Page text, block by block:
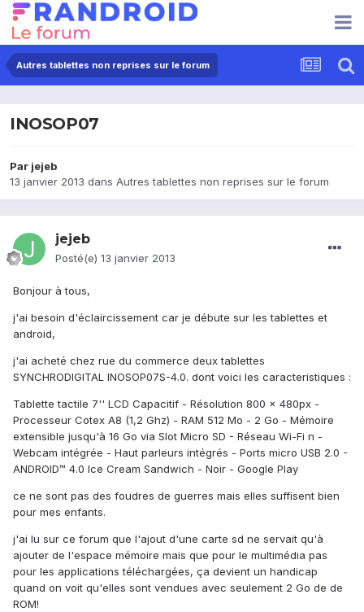
Autres tablettes non reprises sur le forum
INOSOP07
Par jejeb
13 janvier 2013 dans Autres tablettes non reprises sur le forum
jejeb
Posté(e) 13 janvier 2013
Bonjour à tous,
j'ai besoin d'éclaircissement car je débute sur les tablettes et
android,
j'ai acheté chez rue du commerce deux tablettes
SYNCHRODIGITAL INOSOP07S-4.0. dont voici les caracteristiques :
Tablette tactile 7'' LCD Capacitif - Résolution 800 x 480px -
Processeur Cotex A8 (1,2 Ghz) - RAM 512 Mo - 2 Go - Mémoire
extensible jusqu'à 16 Go via Slot Micro SD - Réseau Wi-Fi n -
Webcam intégrée - Haut parleurs intégrés - Ports micro USB 2.0 -
ANDROID™ 4.0 Ice Cream Sandwich - Noir - Google Play
ce ne sont pas des foudres de guerres mais elles suffisent bien
pour mes enfants.
j'ai lu sur ce forum que l'ajout d'une carte sd ne servait qu'à
ajouter de l'espace mémoire mais que pour le multimédia pas
pour les applications téléchargées, ça devient un handicap
quand on voit qu'elles sont vendues avec seulement 2 Go de de
ROM!